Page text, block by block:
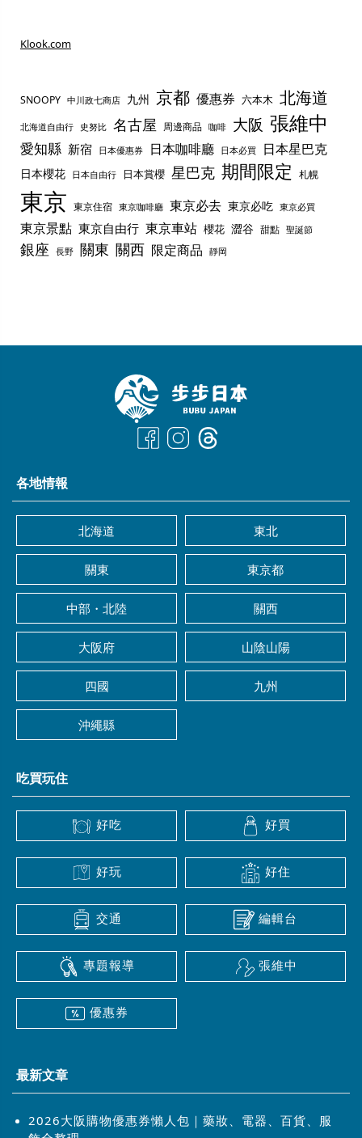
Klook.com
SNOOPY 中川政七商店 九州 京都 優惠券 六本木 北海道
北海道自由行 史努比 名古屋 周邊商品 咖啡 大阪 張維中
愛知縣 新宿 日本優惠券 日本咖啡廳 日本必買 日本星巴克
日本櫻花 日本自由行 日本賞櫻 星巴克 期間限定 札幌
東京 東京住宿 東京咖啡廳 東京必去 東京必吃 東京必買
東京景點 東京自由行 東京車站 櫻花 澀谷 甜點 聖誕節
銀座 長野 關東 關西 限定商品 靜岡
各地情報
北海道 東北
關東 東京都
中部・北陸 關西
大阪府 山陰山陽
四國 九州
沖繩縣
吃買玩住
好吃 好買
好玩 好住
交通 編輯台
專題報導 張維中
優惠券
最新文章
2026大阪購物優惠券懶人包｜藥妝、電器、百貨、服